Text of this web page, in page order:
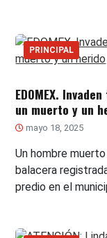
PRINCIPAL
EDOMEX.
un muerto y un
mayo 18, 2025
Un hombre
balacera
predio en el